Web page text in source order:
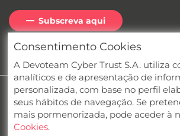
Subscreva aqui
Veja as últimas edições
Privacidade Cookies
Termos e
Canal de denúncias
Compliance
Consentimento Cookies
A Devoteam Cyber Trust S.A. utiliza
analíticos e de apresentação de
personalizada, com base no perfil
seus hábitos de navegação. Se
mais pormenorizada, pode aceder à
Cookies.